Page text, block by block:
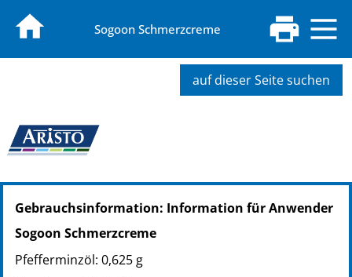
Sogoon Schmerzcreme
auf dieser Seite suchen
PZN: 01983565
PPN: 110198356529
PZN: 02043870
Gebrauchsinformation: Information für Anwender
Sogoon Schmerzcreme
Pfefferminzöl: 0,625 g